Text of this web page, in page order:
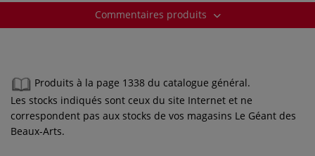
Commentaires produits
Produits à la page 1338 du catalogue général.
Les stocks indiqués sont ceux du site Internet et ne
correspondent pas aux stocks de vos magasins Le Géant des
Beaux-Arts.